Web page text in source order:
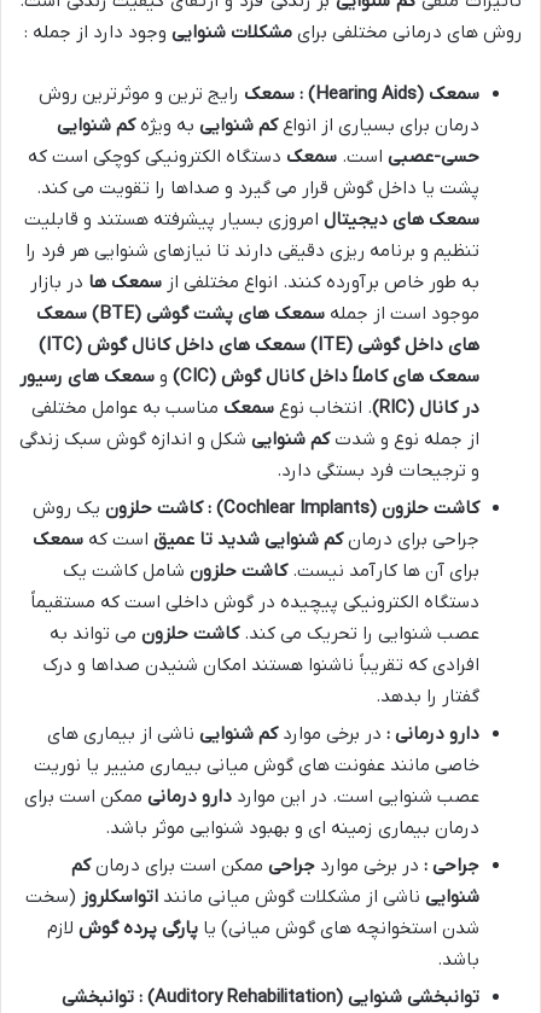
روش های درمانی مختلفی برای مشکلات شنوایی وجود دارد از جمله :
سمعک (Hearing Aids) : سمعک رایج ترین و موثرترین روش
درمان برای بسیاری از انواعکم شنوایی به ویژهکم شنوایی
حسی-عصبی است. سمعک دستگاه الکترونیکی کوچکی است که
پشت یا داخل گوش قرار می گیرد و صداها را تقویت می کند.
سمعک های دیجیتال امروزی بسیار پیشرفته هستند و قابلیت
تنظیم و برنامه ریزی دقیقی دارند تا نیازهای شنوایی هر فرد را
به طور خاص برآورده کنند. انواع مختلفی از سمعک ها در بازار
موجود است از جمله سمعک های پشت گوشی (BTE)
سمعک
های داخل گوشی (ITE) سمعک های داخل کانال گوش (ITC)
سمعک های کاملاً داخل کانال گوش (CIC) و سمعک های رسیور
در کانال (RIC) . انتخاب نوع سمعک مناسب به عوامل مختلفی
از جمله نوع و شدتکم شنوایی شکل و اندازه گوش سبک زندگی
و ترجیحات فرد بستگی دارد.
کاشت حلزون (Cochlear Implants) : کاشت حلزون یک روش
جراحی برای درمانکم شنوایی شدید تا عمیق است که سمعک
برای آن ها کارآمد نیست.کاشت حلزون شامل کاشت یک
دستگاه الکترونیکی پیچیده در گوش داخلی است که مستقیماً
عصب شنوایی را تحریک می کند.کاشت حلزون می تواند به
افرادی که تقریباً ناشنوا هستند امکان شنیدن صداها و درک
گفتار را بدهد.
دارو درمانی : در برخی مواردکم شنوایی ناشی از بیماری های
خاصی مانند عفونت های گوش میانی بیماری منییر یا نوریت
عصب شنوایی است. در این موارد دارو درمانی ممکن است برای
درمان بیماری زمینه ای و بهبود شنوایی موثر باشد.
جراحی : در برخی موارد جراحی ممکن است برای درمانکم
شنوایی ناشی از مشکلات گوش میانی مانند اتواسکلروز (سخت
شدن استخوانچه های گوش میانی) یا پارگی پرده گوش لازم
باشد.
توانبخشی شنوایی (Auditory Rehabilitation)
: توانبخشی